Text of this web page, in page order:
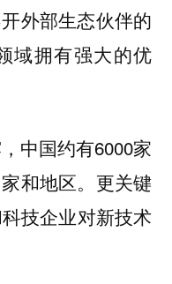
外部生态伙伴的
域拥有强大的优
中国约有6000家
和地区。更关键
技企业对新技术